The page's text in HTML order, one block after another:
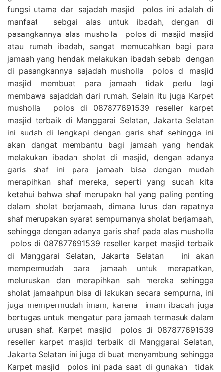
fungsi utama dari sajadah masjid polos ini adalah di
manfaat sebgai alas untuk ibadah, dengan di
pasangkannya alas musholla polos di masjid masjid
atau rumah ibadah, sangat memudahkan bagi para
jamaah yang hendak melakukan ibadah sebab dengan
di pasangkannya sajadah musholla polos di masjid
masjid membuat para jamaah tidak perlu lagi
membawa sajaddah dari rumah. Selain itu juga Karpet
musholla polos di 087877691539 reseller karpet
masjid terbaik di Manggarai Selatan, Jakarta Selatan
ini sudah di lengkapi dengan garis shaf sehingga ini
akan dangat membantu bagi jamaah yang hendak
melakukan ibadah sholat di masjid, dengan adanya
garis shaf ini para jamaah bisa dengan mudah
merapihkan shaf mereka, seperti yang sudah kita
ketahui bahwa shaf merupakn hal yang paling penting
dalam sholat berjamaah, dimana lurus dan rapatnya
shaf merupakan syarat sempurnanya sholat berjamaah,
sehingga dengan adanya garis shaf pada alas musholla
polos di 087877691539 reseller karpet masjid terbaik
di Manggarai Selatan, Jakarta Selatan ini akan
mempermudah para jamaah untuk merapatkan,
meluruskan dan merapihkan sah mereka sehingga
sholat jamaahpun bisa di lakukan secara sempurna, ini
juga mempermudah imam, karena imam ibadah juga
bertugas untuk mengatur para jamaah termasuk dalam
urusan shaf. Karpet masjid polos di 087877691539
reseller karpet masjid terbaik di Manggarai Selatan,
Jakarta Selatan ini juga di buat menyambung sehingga
Karpet masjid polos ini pada saat di gunakan tidak